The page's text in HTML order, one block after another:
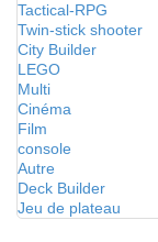
Tactical-RPG
Twin-stick shooter
City Builder
LEGO
Multi
Cinéma
Film
console
Autre
Deck Builder
Jeu de plateau